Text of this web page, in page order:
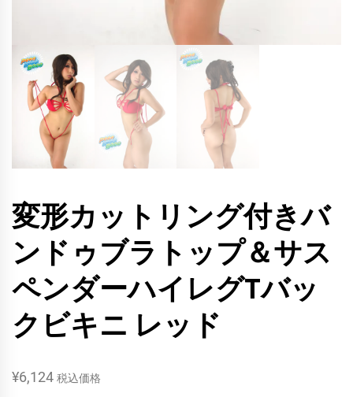
変形カットリング付きバ
ンドゥブラトップ＆サス
ペンダーハイレグTバッ
クビキニ レッド
¥6,124 税込価格